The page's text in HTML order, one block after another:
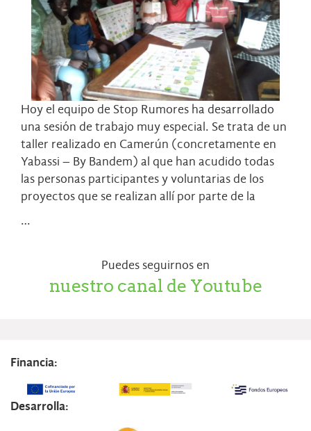
Hoy el equipo de Stop Rumores ha desarrollado
una sesión de trabajo muy especial. Se trata de un
taller realizado en Camerún (concretamente en
Yabassi – By Bandem) al que han acudido todas
las personas participantes y voluntarias de los
proyectos que se realizan allí por parte de la
…
Puedes seguirnos en
nuestro canal de Youtube
Financia:
Desarrolla: